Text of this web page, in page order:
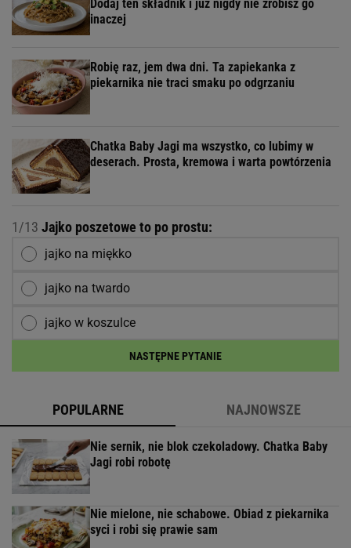
Dodaj ten składnik i już nigdy nie zrobisz go
inaczej
Robię raz, jem dwa dni. Ta zapiekanka z
piekarnika nie traci smaku po odgrzaniu
Chatka Baby Jagi ma wszystko, co lubimy w
deserach. Prosta, kremowa i warta powtórzenia
1/13 Jajko poszetowe to po prostu:
jajko na miękko
jajko na twardo
jajko w koszulce
NASTĘPNE PYTANIE
POPULARNE NAJNOWSZE
Nie sernik, nie blok czekoladowy. Chatka Baby
Jagi robi robotę
Nie mielone, nie schabowe. Obiad z piekarnika
syci i robi się prawie sam